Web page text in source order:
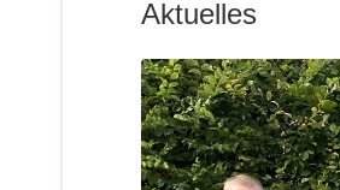
Aktuelles